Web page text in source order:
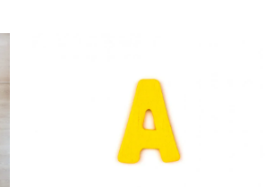
–
kim
jesteś,
kiedy
jesteś
„profesjonalny”?